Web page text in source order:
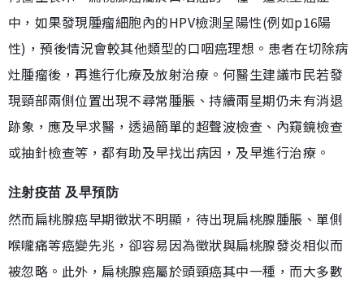
中，如果發現腫瘤細胞內的HPV檢測呈陽性(例如p16陽
性)，預後情況會較其他類型的口咽癌理想。患者在切除病
灶腫瘤後，再進行化療及放射治療。何醫生建議市民若發
現頸部兩側位置出現不尋常腫脹、持續兩星期仍未有消退
跡象，應及早求醫，透過簡單的超聲波檢查、內窺鏡檢查
或抽針檢查等，都有助及早找出病因，及早進行治療。
注射疫苗 及早預防
然而扁桃腺癌早期徵狀不明顯，待出現扁桃腺腫脹、單側
喉嚨痛等癌變先兆，卻容易因為徵狀與扁桃腺發炎相似而
被忽略。此外，扁桃腺癌屬於頭頸癌其中一種，而大多數